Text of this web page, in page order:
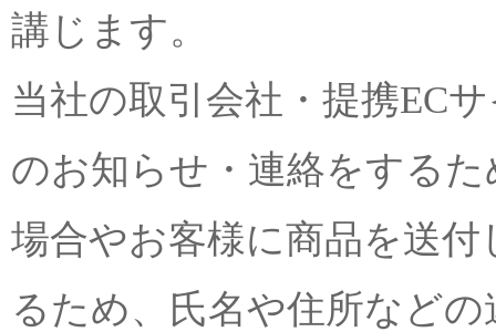
講じます。
当社の取引会社・提携EC
のお知らせ・連絡をする
場合やお客様に商品を送
るため、氏名や住所など